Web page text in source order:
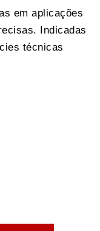
em aplicações
Indicadas
técnicas